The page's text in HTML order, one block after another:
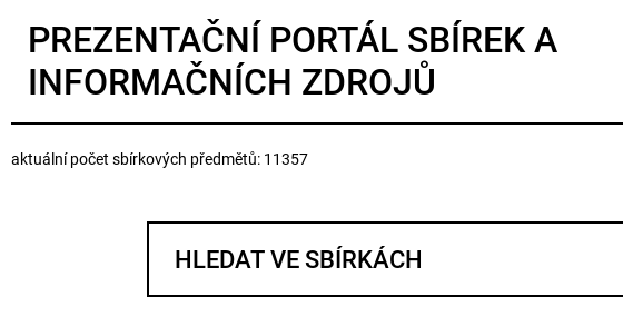
PREZENTAČNÍ PORTÁL SBÍREK A
INFORMAČNÍCH ZDROJŮ
aktuální počet sbírkových předmětů: 11357